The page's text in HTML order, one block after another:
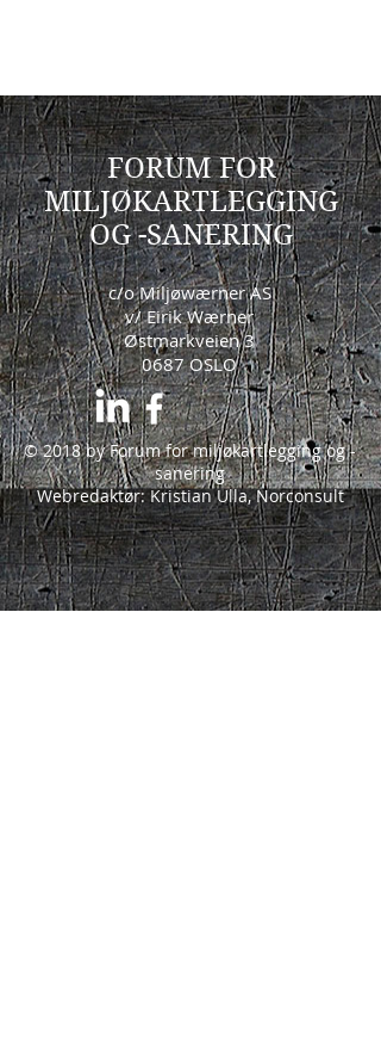
FORUM FOR
MILJØKARTLEGGING
OG -SANERING
c/o Miljøwærner AS
v/ Eirik Wærner
Østmarkveien 3
0687 OSLO
© 2018 by Forum for miljøkartlegging og -
sanering
Webredaktør: Kristian Ulla, Norconsult